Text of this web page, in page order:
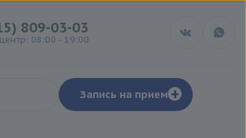
809-03-03
08:00 - 19:00
Запись на прием +